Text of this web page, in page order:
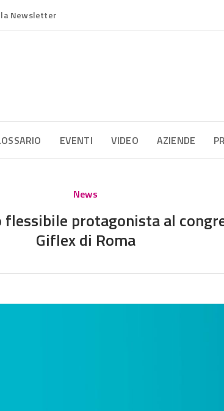
Newsletter
EVENTI VIDEO AZIENDE
News
flessibile protagonista al
Giflex di Roma